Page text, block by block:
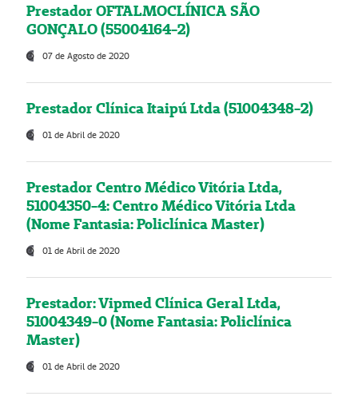
Prestador OFTALMOCLÍNICA SÃO
GONÇALO (55004164-2)
07 de Agosto de 2020
Prestador Clínica Itaipú Ltda (51004348-2)
01 de Abril de 2020
Prestador Centro Médico Vitória Ltda,
51004350-4: Centro Médico Vitória Ltda
(Nome Fantasia: Policlínica Master)
01 de Abril de 2020
Prestador: Vipmed Clínica Geral Ltda,
51004349-0 (Nome Fantasia: Policlínica
Master)
01 de Abril de 2020